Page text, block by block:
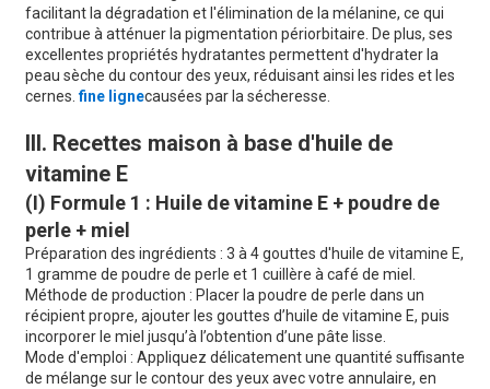
facilitant la dégradation et l'élimination de la mélanine, ce qui
contribue à atténuer la pigmentation périorbitaire. De plus, ses
excellentes propriétés hydratantes permettent d'hydrater la
peau sèche du contour des yeux, réduisant ainsi les rides et les
cernes.fine lignecausées par la sécheresse.
III. Recettes maison à base d'huile de
vitamine E
(I) Formule 1 : Huile de vitamine E + poudre de
perle + miel
Préparation des ingrédients : 3 à 4 gouttes d'huile de vitamine E,
1 gramme de poudre de perle et 1 cuillère à café de miel.
Méthode de production : Placer la poudre de perle dans un
récipient propre, ajouter les gouttes d’huile de vitamine E, puis
incorporer le miel jusqu’à l’obtention d’une pâte lisse.
Mode d'emploi : Appliquez délicatement une quantité suffisante
de mélange sur le contour des yeux avec votre annulaire, en